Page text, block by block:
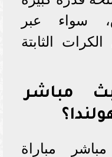
سواء عبر
الثابتة
مباشر
مباراة